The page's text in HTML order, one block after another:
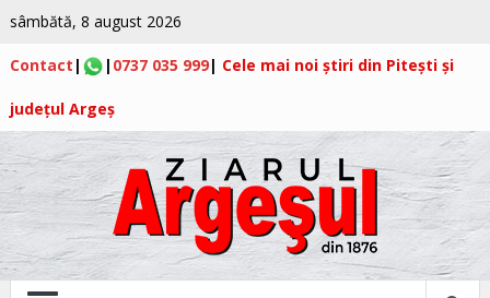
sâmbătă, 8 august 2026
Contact | | 0737 035 999| Cele mai noi știri din Pitești și
județul Argeș